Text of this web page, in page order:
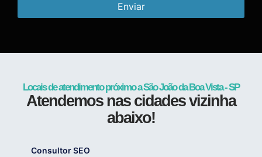
Enviar
Locais de atendimento próximo a São João da Boa Vista - SP
Atendemos nas cidades vizinha
abaixo!
Consultor SEO